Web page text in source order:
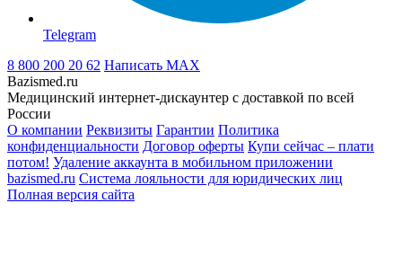
Telegram
8 800 200 20 62 Написать MAX
Bazismed.ru
Медицинский интернет-дискаунтер с доставкой по всей
России
О компании Реквизиты Гарантии Политика
конфиденциальности Договор оферты Купи сейчас – плати
потом! Удаление аккаунта в мобильном приложении
bazismed.ru Система лояльности для юридических лиц
Полная версия сайта